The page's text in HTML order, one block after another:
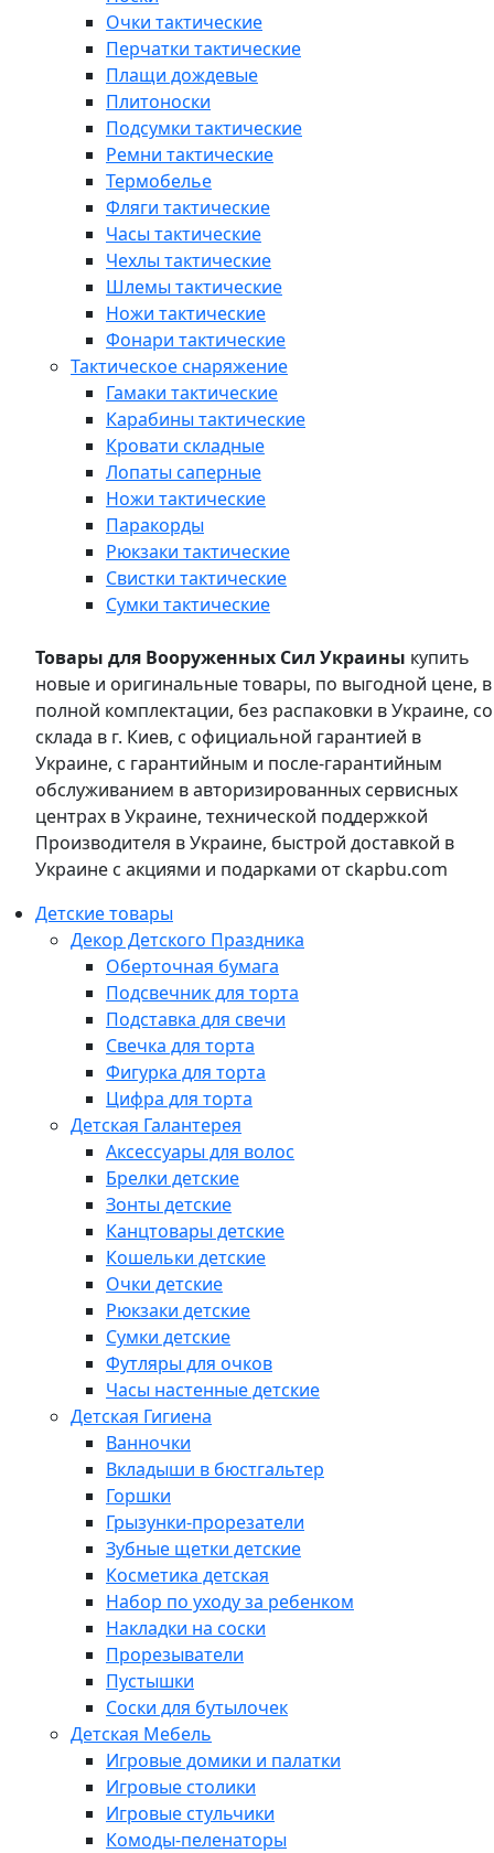
Очки тактические
Перчатки тактические
Плащи дождевые
Плитоноски
Подсумки тактические
Ремни тактические
Термобелье
Фляги тактические
Часы тактические
Чехлы тактические
Шлемы тактические
Ножи тактические
Фонари тактические
Тактическое снаряжение
Гамаки тактические
Карабины тактические
Кровати складные
Лопаты саперные
Ножи тактические
Паракорды
Рюкзаки тактические
Свистки тактические
Сумки тактические
Товары для Вооруженных Сил Украины купить
новые и оригинальные товары, по выгодной цене, в
полной комплектации, без распаковки в Украине, со
склада в г. Киев, с официальной гарантией в
Украине, с гарантийным и после-гарантийным
обслуживанием в авторизированных сервисных
центрах в Украине, технической поддержкой
Производителя в Украине, быстрой доставкой в
Украине с акциями и подарками от ckapbu.com
Детские товары
Декор Детского Праздника
Оберточная бумага
Подсвечник для торта
Подставка для свечи
Свечка для торта
Фигурка для торта
Цифра для торта
Детская Галантерея
Аксессуары для волос
Брелки детские
Зонты детские
Канцтовары детские
Кошельки детские
Очки детские
Рюкзаки детские
Сумки детские
Футляры для очков
Часы настенные детские
Детская Гигиена
Ванночки
Вкладыши в бюстгальтер
Горшки
Грызунки-прорезатели
Зубные щетки детские
Косметика детская
Набор по уходу за ребенком
Накладки на соски
Прорезыватели
Пустышки
Соски для бутылочек
Детская Мебель
Игровые домики и палатки
Игровые столики
Игровые стульчики
Комоды-пеленаторы